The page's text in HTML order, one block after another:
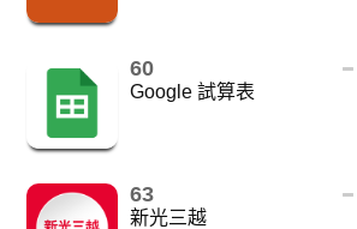
60
Google 試算表
63
新光三越